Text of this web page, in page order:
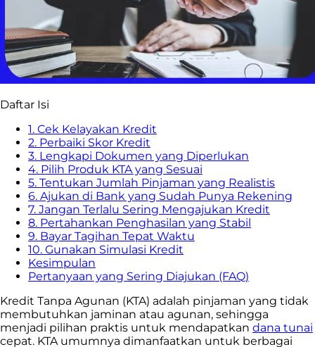
Daftar Isi
1. Cek Kelayakan Kredit
2. Perbaiki Skor Kredit
3. Lengkapi Dokumen yang Diperlukan
4. Pilih Produk KTA yang Sesuai
5. Tentukan Jumlah Pinjaman yang Realistis
6. Ajukan di Bank yang Sudah Punya Rekening
7. Jangan Terlalu Sering Mengajukan Kredit
8. Pertahankan Penghasilan yang Stabil
9. Bayar Tagihan Tepat Waktu
10. Gunakan Simulasi Kredit
Kesimpulan
Pertanyaan yang Sering Diajukan (FAQ)
Kredit Tanpa Agunan (KTA) adalah pinjaman yang tidak
membutuhkan jaminan atau agunan, sehingga
menjadi pilihan praktis untuk mendapatkan dana tunai
cepat. KTA umumnya dimanfaatkan untuk berbagai